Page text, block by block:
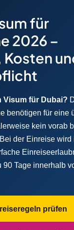
für
2026 –
Kosten
Visum für Dubai?
benötigen für eine
kein vorab
der Einreise wird
90 Tage innerhalb
prüfen